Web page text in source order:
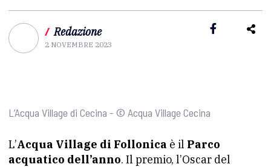
/ Redazione
2 NOVEMBRE 2023
L’Acqua Village di Cecina - © Acqua Village Cecina
L’Acqua Village di Follonica è il Parco
acquatico dell’anno. Il premio, l’Oscar del